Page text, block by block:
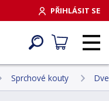
PŘIHLÁSIT SE
Sprchové kouty